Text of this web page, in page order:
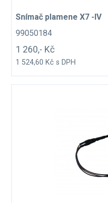
Snímač plamene X7 -IV
99050184
1 260,- Kč
1 524,60 Kč s DPH